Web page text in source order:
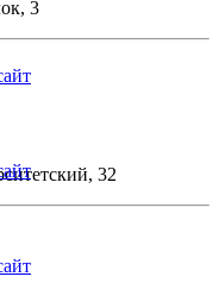
3
32